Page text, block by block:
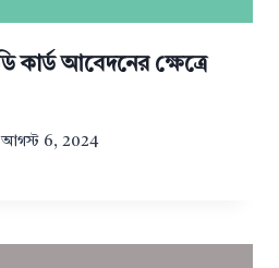
কার্ড আবেদনের ক্ষেত্রে
আগস্ট 6, 2024